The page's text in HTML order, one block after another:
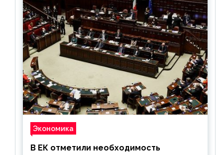
Экономика
В ЕК отметили необходимость